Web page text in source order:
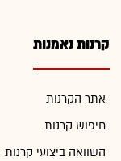
קרנות נאמנות
אתר הקרנות
חיפוש קרנות
השוואה ביצועי קרנות